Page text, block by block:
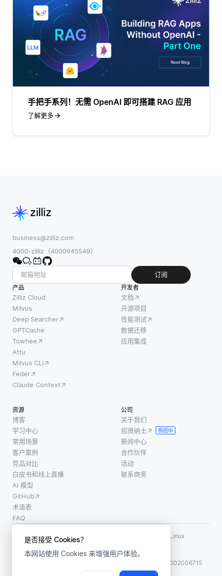
是否接受 Cookies？
本网站使用 Cookies 来增强用户体验。
手把手系列！无需 OpenAI 即可搭建 RAG 应用
了解更多
business@zilliz.com
4000-zilliz（4000945549）
订阅
产品
Zilliz Cloud
Milvus
Deep Searcher
GPTCache
Towhee
Attu
Milvus CLI
Feder
Claude Context
开发者
文档
开源项目
性能测试
数据迁移
应用集成
资源
博客
学习中心
常用场景
客户案例
竞品对比
白皮书和线上直播
AI 模型
GitHub
术语表
FAQ
公司
关于我们
招贤纳士
热招中
新闻中心
合作伙伴
活动
联系商务
使用条款·个人信息保护政策·数据安全政策
LF AI、LF AI & Data、Milvus，以及相关的开源项目名称为 Linux
Foundation 所有商标
版权所有 ©2026 上海赜睿信息科技有限公司保留所有权利
沪公网安备31011002006715